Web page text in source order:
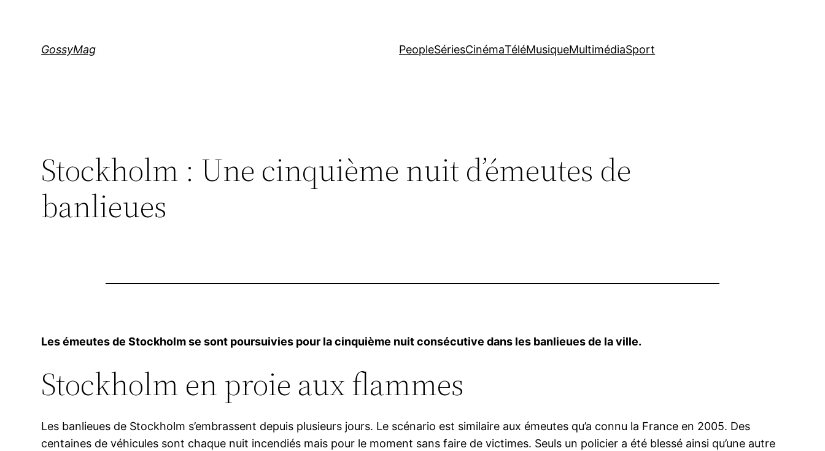
GossyMag PeopleSériesCinémaTéléMusiqueMultimédiaSport
Stockholm : Une cinquième nuit d’émeutes de
banlieues
Les émeutes de Stockholm se sont poursuivies pour la cinquième nuit consécutive dans les banlieues de la ville.
Stockholm en proie aux flammes
Les banlieues de Stockholm s’embrassent depuis plusieurs jours. Le scénario est similaire aux émeutes qu’a connu la France en 2005. Des
centaines de véhicules sont chaque nuit incendiés mais pour le moment sans faire de victimes. Seuls un policier a été blessé ainsi qu’une autre